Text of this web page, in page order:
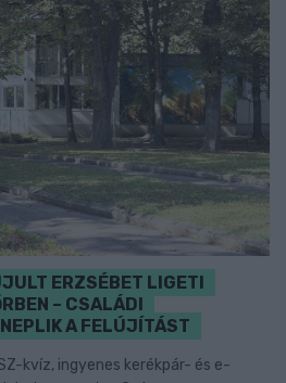
ERZSÉBET LIGETI
– CSALÁDI
A FELÚJÍTÁST
kvíz, ingyenes kerékpár- és e-